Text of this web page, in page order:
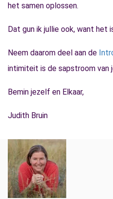
het samen oplossen.
Dat gun ik jullie ook, want het
Neem daarom deel aan de
intimiteit is de sapstroom van
Bemin jezelf en Elkaar,
Judith Bruin